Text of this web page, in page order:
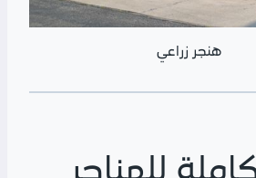
هنجر زراعي
للهناجر